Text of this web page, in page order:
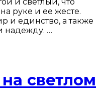
руке и ее жесте.
и единство, а также
надежду. …
светлом